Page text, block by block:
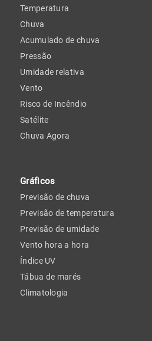
Temperatura
Chuva
Acumulado de chuva
Pressão
Umidade relativa
Vento
Risco de Incêndio
Satélite
Chuva Agora
Gráficos
Previsão de chuva
Previsão de temperatura
Previsão de umidade
Vento hora a hora
Índice UV
Tábua de marés
Climatologia